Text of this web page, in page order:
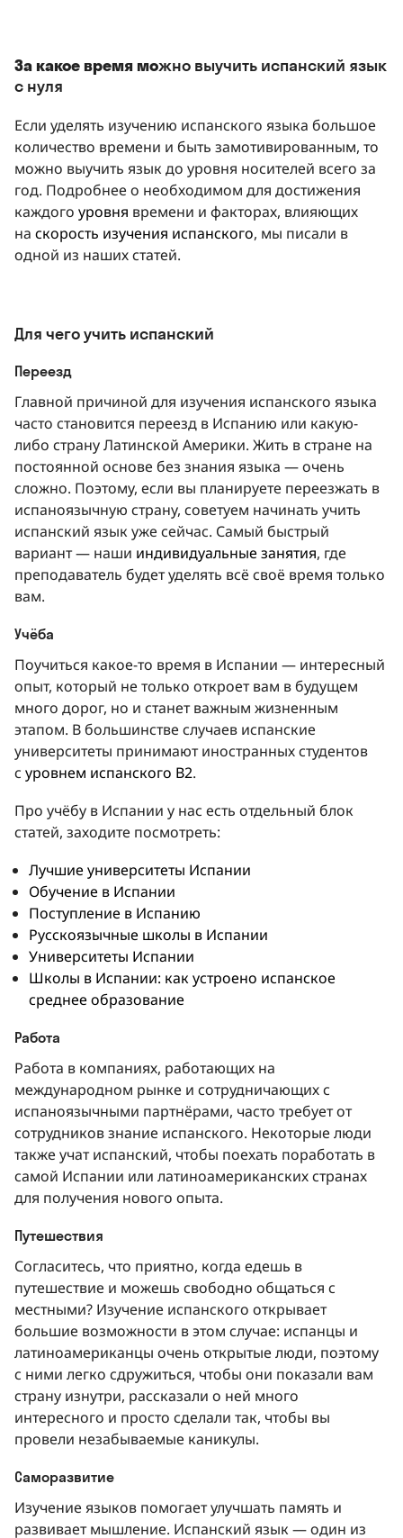
За какое время можно выучить испанский язык
с нуля
Если уделять изучению испанского языка большое
количество времени и быть замотивированным, то
можно выучить язык до уровня носителей всего за
год. Подробнее о необходимом для достижения
каждого уровня времени и факторах, влияющих
на скорость изучения испанского, мы писали в
одной из наших статей.
Для чего учить испанский
Переезд
Главной причиной для изучения испанского языка
часто становится переезд в Испанию или какую-
либо страну Латинской Америки. Жить в стране на
постоянной основе без знания языка — очень
сложно. Поэтому, если вы планируете переезжать в
испаноязычную страну, советуем начинать учить
испанский язык уже сейчас. Самый быстрый
вариант — наши индивидуальные занятия, где
преподаватель будет уделять всё своё время только
вам.
Учёба
Поучиться какое-то время в Испании — интересный
опыт, который не только откроет вам в будущем
много дорог, но и станет важным жизненным
этапом. В большинстве случаев испанские
университеты принимают иностранных студентов
с уровнем испанского В2.
Про учёбу в Испании у нас есть отдельный блок
статей, заходите посмотреть:
Лучшие университеты Испании
Обучение в Испании
Поступление в Испанию
Русскоязычные школы в Испании
Университеты Испании
Школы в Испании: как устроено испанское
среднее образование
Работа
Работа в компаниях, работающих на
международном рынке и сотрудничающих с
испаноязычными партнёрами, часто требует от
сотрудников знание испанского. Некоторые люди
также учат испанский, чтобы поехать поработать в
самой Испании или латиноамериканских странах
для получения нового опыта.
Путешествия
Согласитесь, что приятно, когда едешь в
путешествие и можешь свободно общаться с
местными? Изучение испанского открывает
большие возможности в этом случае: испанцы и
латиноамериканцы очень открытые люди, поэтому
с ними легко сдружиться, чтобы они показали вам
страну изнутри, рассказали о ней много
интересного и просто сделали так, чтобы вы
провели незабываемые каникулы.
Саморазвитие
Изучение языков помогает улучшать память и
развивает мышление. Испанский язык — один из